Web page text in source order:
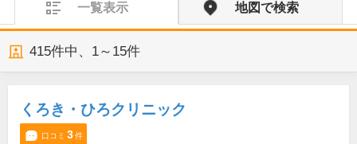
一覧表示 地図で検索
415件中、 1～15件
くろき・ひろクリニック
口コミ 3件